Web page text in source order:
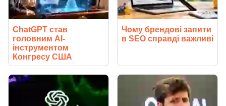
ChatGPT став
головним AI-
інструментом
Конгресу США
Чому брендові запити
в SEO справді важливі